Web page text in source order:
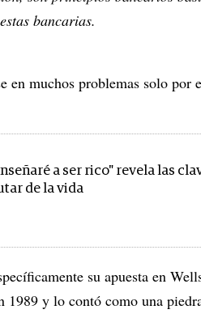
bancarias.
en muchos problemas solo
a ser rico" revela las
de la vida
su apuesta en
y lo contó como una